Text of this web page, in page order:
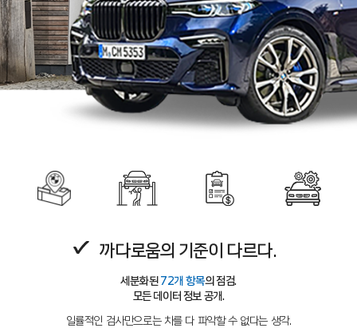
까다로움의 기준이 다르다.
세분화된72개 항목의 점검.
모든 데이터 정보 공개.
일률적인 검사만으로는 차를 다 파악할 수 없다는 생각.